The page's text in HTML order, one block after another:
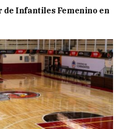
de Infantiles Femenino en